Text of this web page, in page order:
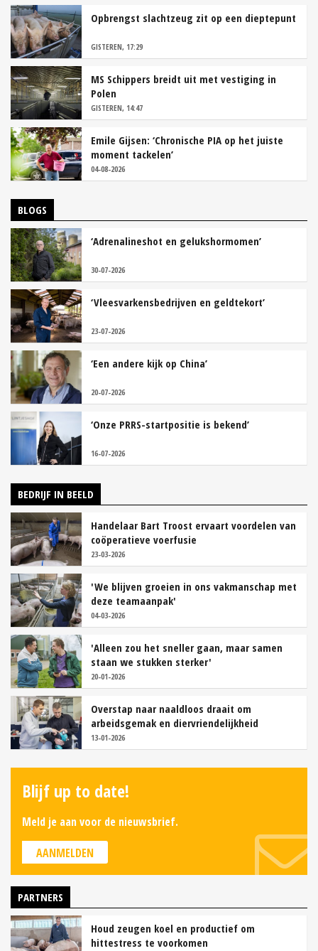
Opbrengst slachtzeug zit op een dieptepunt
GISTEREN, 17:29
MS Schippers breidt uit met vestiging in
Polen
GISTEREN, 14:47
Emile Gijsen: ‘Chronische PIA op het juiste
moment tackelen’
04-08-2026
BLOGS
‘Adrenalineshot en gelukshormomen’
30-07-2026
‘Vleesvarkensbedrijven en geldtekort’
23-07-2026
‘Een andere kijk op China’
20-07-2026
‘Onze PRRS-startpositie is bekend’
16-07-2026
BEDRIJF IN BEELD
Handelaar Bart Troost ervaart voordelen van
coöperatieve voerfusie
23-03-2026
'We blijven groeien in ons vakmanschap met
deze teamaanpak'
04-03-2026
'Alleen zou het sneller gaan, maar samen
staan we stukken sterker'
20-01-2026
Overstap naar naaldloos draait om
arbeidsgemak en diervriendelijkheid
13-01-2026
Blijf up to date!
Meld je aan voor de nieuwsbrief.
AANMELDEN
PARTNERS
Houd zeugen koel en productief om
hittestress te voorkomen